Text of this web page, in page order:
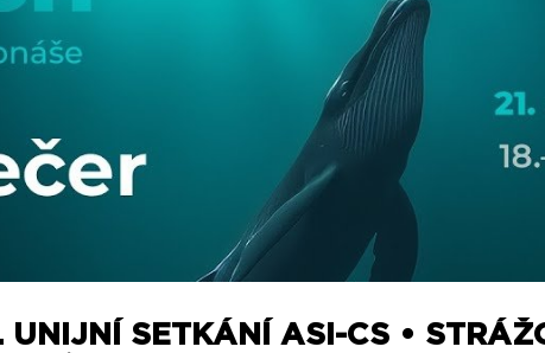
UNIJNÍ SETKÁNÍ ASI-CS •